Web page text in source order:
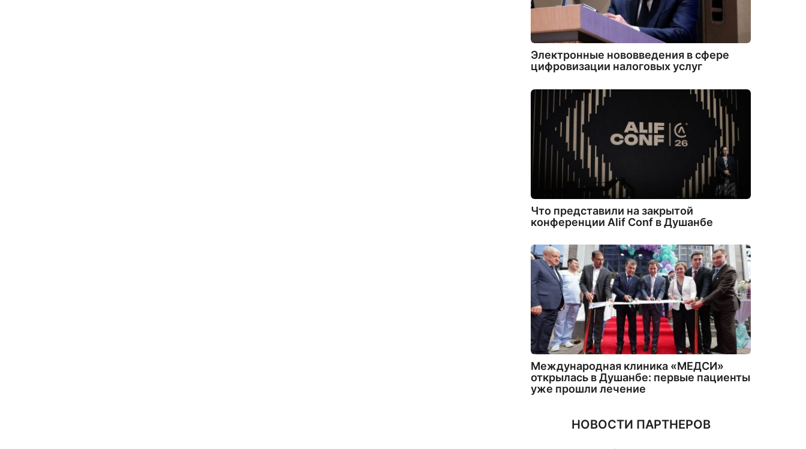
Электронные нововведения в сфере
цифровизации налоговых услуг
Что представили на закрытой
конференции Alif Conf в Душанбе
Международная клиника «МЕДСИ»
открылась в Душанбе: первые пациенты
уже прошли лечение
НОВОСТИ ПАРТНЕРОВ